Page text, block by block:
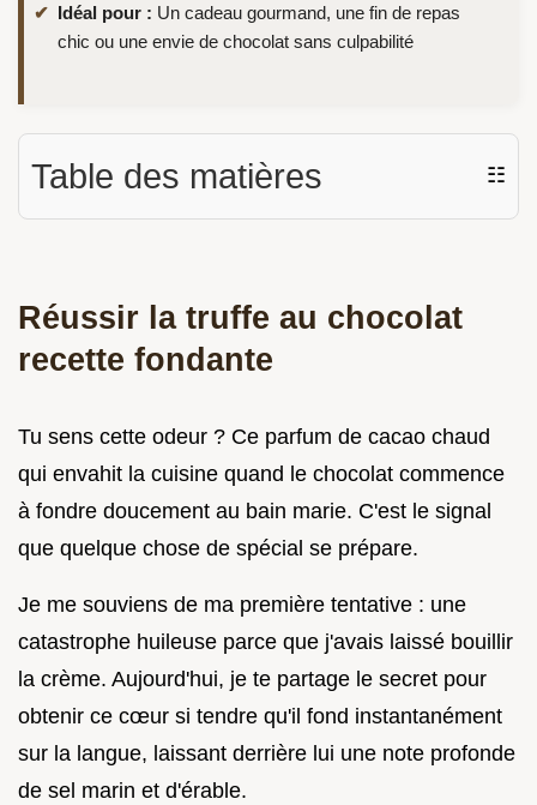
Idéal pour : Un cadeau gourmand, une fin de repas
chic ou une envie de chocolat sans culpabilité
Table des matières ☷
Réussir la truffe au chocolat
recette fondante
Tu sens cette odeur ? Ce parfum de cacao chaud
qui envahit la cuisine quand le chocolat commence
à fondre doucement au bain marie. C'est le signal
que quelque chose de spécial se prépare.
Je me souviens de ma première tentative : une
catastrophe huileuse parce que j'avais laissé bouillir
la crème. Aujourd'hui, je te partage le secret pour
obtenir ce cœur si tendre qu'il fond instantanément
sur la langue, laissant derrière lui une note profonde
de sel marin et d'érable.